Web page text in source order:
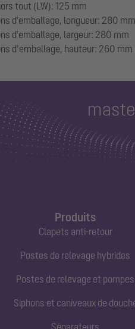
tout (LW): 125 mm
d'emballage, longueur: 280 mm
d'emballage, largeur: 280 mm
Produits
Clapets anti-retour
Postes de relevage hybrides
Postes de relevage et pompes
Siphons et caniveaux de
Séparateurs